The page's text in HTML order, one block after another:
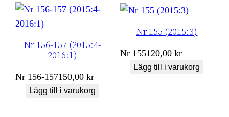
Nr 156-157 (2015:4-
2016:1)
Nr 156-157150,00kr
Lägg till i varukorg
Nr 155 (2015:3)
Nr 155120,00kr
Lägg till i varukorg